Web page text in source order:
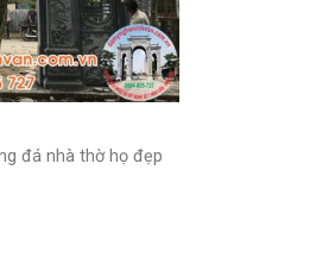
đá nhà thờ họ đẹp